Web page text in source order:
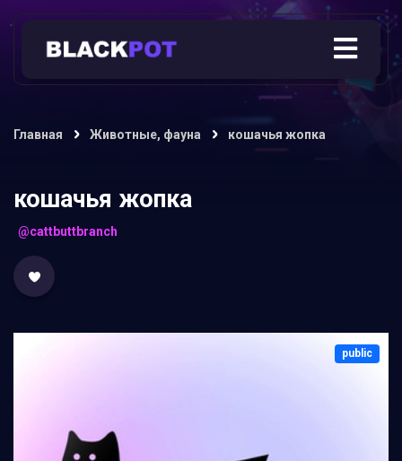
Главная Животные, фауна кошачья жопка
кошачья жопка
@cattbuttbranch
public